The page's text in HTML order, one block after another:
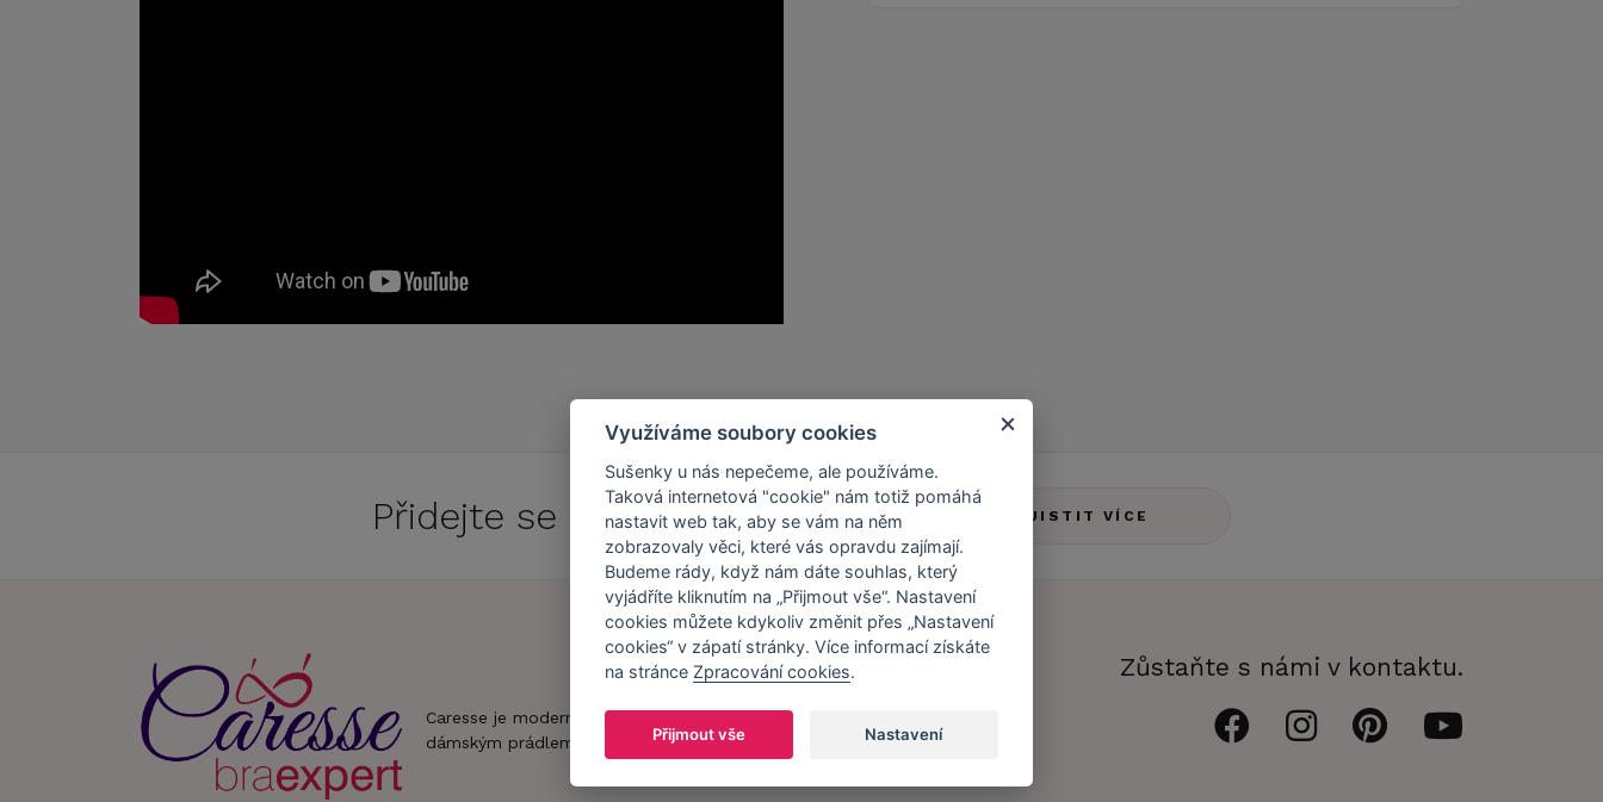
Přidejte se doCaresse Clubu! ZJISTIT VÍCE
Caresse je moderní obchod s
dámským prádlem.
Náš příběh
Náš tým
zákazníka
Zůstaňte s námi v kontaktu.
Využíváme soubory cookies
Sušenky u nás nepečeme, ale používáme.
Taková internetová "cookie" nám totiž pomáhá
nastavit web tak, aby se vám na něm
zobrazovaly věci, které vás opravdu zajímají.
Budeme rády, když nám dáte souhlas, který
vyjádříte kliknutím na „Přijmout vše“. Nastavení
cookies můžete kdykoliv změnit přes „Nastavení
cookies“ v zápatí stránky. Více informací získáte
na stránce Zpracování cookies.
Přijmout vše Nastavení